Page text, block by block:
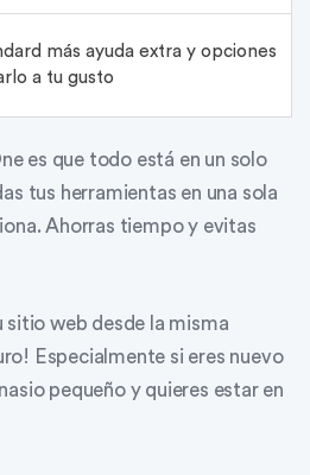
más ayuda extra y opciones
a tu gusto
es que todo está en un solo
tus herramientas en una sola
Ahorras tiempo y evitas
sitio web desde la misma
Especialmente si eres nuevo
pequeño y quieres estar en